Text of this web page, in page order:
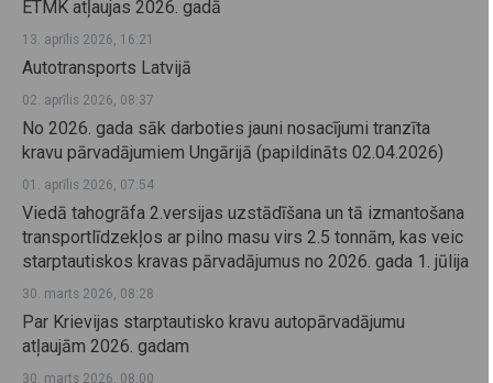
ETMK atļaujas 2026. gadā
13. aprīlis 2026, 16:21
Autotransports Latvijā
02. aprīlis 2026, 08:37
No 2026. gada sāk darboties jauni nosacījumi tranzīta
kravu pārvadājumiem Ungārijā (papildināts 02.04.2026)
01. aprīlis 2026, 07:54
Viedā tahogrāfa 2.versijas uzstādīšana un tā izmantošana
transportlīdzekļos ar pilno masu virs 2.5 tonnām, kas veic
starptautiskos kravas pārvadājumus no 2026. gada 1. jūlija
30. marts 2026, 08:28
Par Krievijas starptautisko kravu autopārvadājumu
atļaujām 2026. gadam
30. marts 2026, 08:00